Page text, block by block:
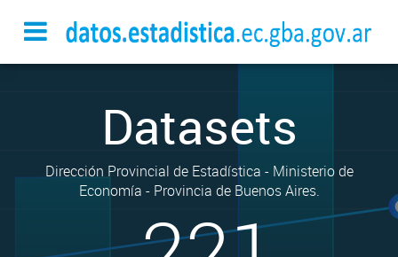
Datasets
Dirección Provincial de Estadística - Ministerio de
Economía - Provincia de Buenos Aires.